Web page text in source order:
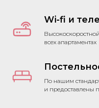
Wi-fi и
всех апартаментах
По нашим
и предоставлены